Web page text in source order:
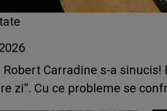
Carradine s-a
zi”. Cu ce probleme se